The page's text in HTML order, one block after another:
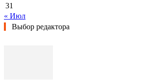
31
« Июл
Выбор редактора